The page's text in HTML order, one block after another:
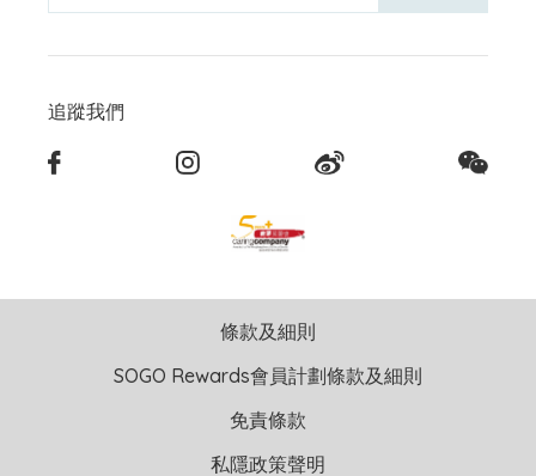
追蹤我們
條款及細則
SOGO Rewards會員計劃條款及細則
免責條款
私隱政策聲明